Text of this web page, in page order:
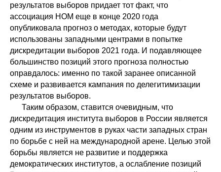
результатов выборов придает тот факт, что
ассоциация НОМ еще в конце 2020 года
опубликовала прогноз о методах, которые будут
использованы западными центрами в попытке
дискредитации выборов 2021 года. И подавляющее
большинство позиций этого прогноза полностью
оправдалось: именно по такой заранее описанной
схеме и развивается кампания по делегитимизации
результатов выборов.
Таким образом, ставится очевидным, что
дискредитация института выборов в России является
одним из инструментов в руках части западных стран
по борьбе с ней на международной арене. Целью этой
борьбы является не развитие и поддержка
демократических институтов, а ослабление позиций